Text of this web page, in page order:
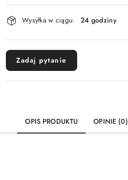
Dostępność
i
dostawa
Wysyłka w ciągu: 24 godziny
Zadaj pytanie
OPIS PRODUKTU OPINIE (0)